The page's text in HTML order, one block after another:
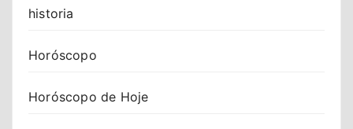
historia
Horóscopo
Horóscopo de Hoje